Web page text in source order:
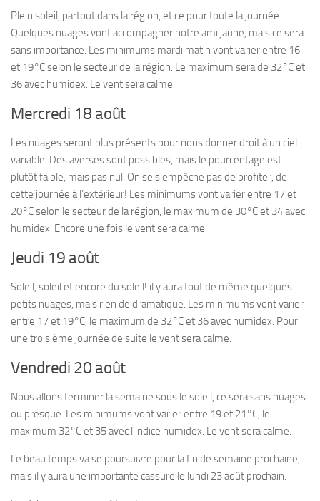
Plein soleil, partout dans la région, et ce pour toute la journée.
Quelques nuages vont accompagner notre ami jaune, mais ce sera
sans importance. Les minimums mardi matin vont varier entre 16
et 19°C selon le secteur de la région. Le maximum sera de 32°C et
36 avec humidex. Le vent sera calme.
Mercredi 18 août
Les nuages seront plus présents pour nous donner droit à un ciel
variable. Des averses sont possibles, mais le pourcentage est
plutôt faible, mais pas nul. On se s’empêche pas de profiter, de
cette journée à l’extérieur! Les minimums vont varier entre 17 et
20°C selon le secteur de la région, le maximum de 30°C et 34 avec
humidex. Encore une fois le vent sera calme.
Jeudi 19 août
Soleil, soleil et encore du soleil! il y aura tout de même quelques
petits nuages, mais rien de dramatique. Les minimums vont varier
entre 17 et 19°C, le maximum de 32°C et 36 avec humidex. Pour
une troisième journée de suite le vent sera calme.
Vendredi 20 août
Nous allons terminer la semaine sous le soleil, ce sera sans nuages
ou presque. Les minimums vont varier entre 19 et 21°C, le
maximum 32°C et 35 avec l’indice humidex. Le vent sera calme.
Le beau temps va se poursuivre pour la fin de semaine prochaine,
mais il y aura une importante cassure le lundi 23 août prochain.